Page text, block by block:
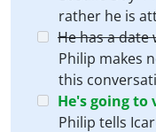
rather he is
He has a
Philip makes
this
He's going to
Philip tells